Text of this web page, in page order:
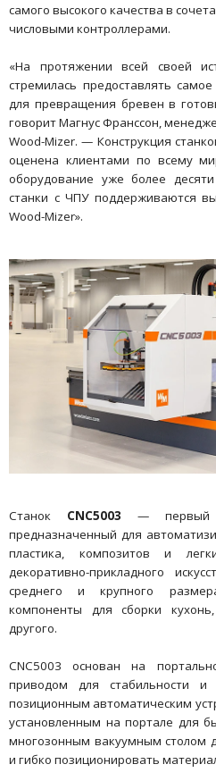
самого высокого качества в
числовыми контроллерами.
«На протяжении всей своей
стремилась предоставлять
для превращения бревен в
говорит Магнус Франссон,
Wood-Mizer. — Конструкция
оценена клиентами по всему
оборудование уже более
станки с ЧПУ поддерживаются
Wood-Mizer».
Станок CNC5003 — первый
предназначенный для
пластика, композитов и
декоративно-прикладного
среднего и крупного
компоненты для сборки
другого.
CNC5003 основан на
приводом для стабильности и
позиционным автоматическим
установленным на портале для
многозонным вакуумным столом
и гибко позиционировать